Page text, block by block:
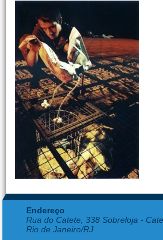
Endereço
Rua do Catete, 338 Sobreloja -
Rio de Janeiro/RJ